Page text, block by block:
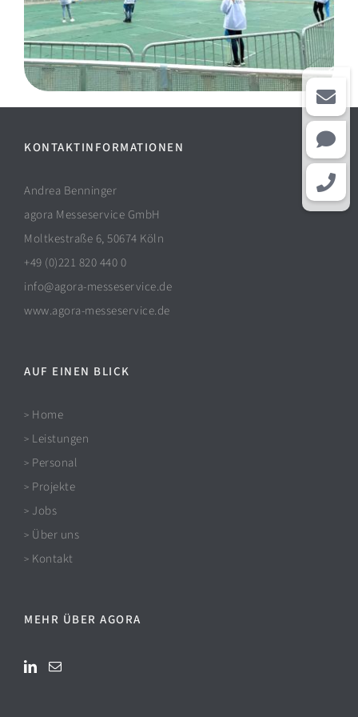
KONTAKTINFORMATIONEN
Andrea Benninger
agora Messeservice GmbH
Moltkestraße 6, 50674 Köln
+49 (0)221 820 440 0
info@agora-messeservice.de
www.agora-messeservice.de
AUF EINEN BLICK
> Home
> Leistungen
> Personal
> Projekte
> Jobs
> Über uns
> Kontakt
MEHR ÜBER AGORA